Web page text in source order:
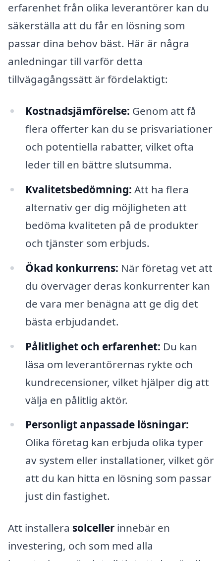
erfarenhet från olika leverantörer kan du
säkerställa att du får en lösning som
passar dina behov bäst. Här är några
anledningar till varför detta
tillvägagångssätt är fördelaktigt:
Kostnadsjämförelse: Genom att få
flera offerter kan du se prisvariationer
och potentiella rabatter, vilket ofta
leder till en bättre slutsumma.
Kvalitetsbedömning: Att ha flera
alternativ ger dig möjligheten att
bedöma kvaliteten på de produkter
och tjänster som erbjuds.
Ökad konkurrens: När företag vet att
du överväger deras konkurrenter kan
de vara mer benägna att ge dig det
bästa erbjudandet.
Pålitlighet och erfarenhet: Du kan
läsa om leverantörernas rykte och
kundrecensioner, vilket hjälper dig att
välja en pålitlig aktör.
Personligt anpassade lösningar:
Olika företag kan erbjuda olika typer
av system eller installationer, vilket gör
att du kan hitta en lösning som passar
just din fastighet.
Att installera solceller innebär en
investering, och som med alla